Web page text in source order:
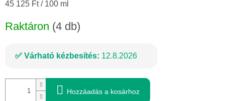
Egységár:
45 125 Ft / 100 ml
Raktáron (4 db)
Várható kézbesítés: 12.8.2026
Hozzáadás a kosárhoz